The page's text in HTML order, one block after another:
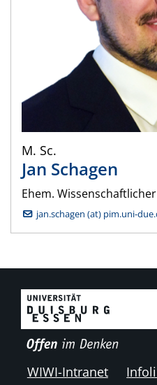
M. Sc.
Jan Schagen
Ehem.
jan.schagen (at) pim.uni-
WIWI-Intranet